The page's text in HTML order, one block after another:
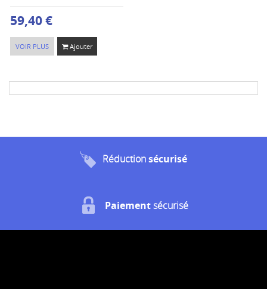
59,40 €
VOIR PLUS Ajouter
Réductionsécurisé
Paiementsécurisé